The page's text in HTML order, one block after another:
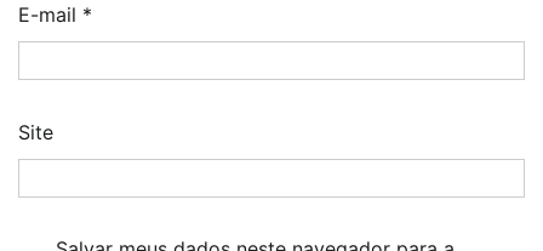
E-mail *
Site